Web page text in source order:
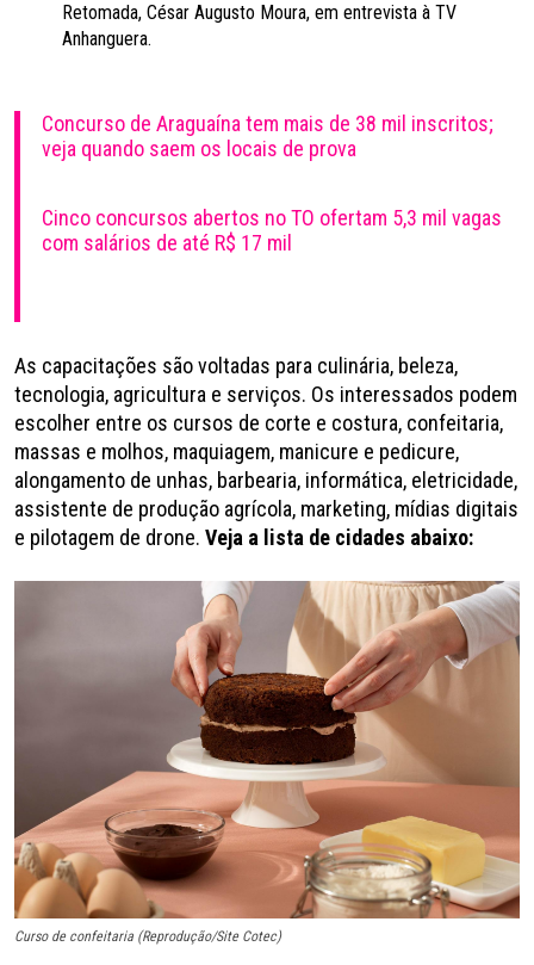
Retomada, César Augusto Moura, em entrevista à TV
Anhanguera.
Concurso de Araguaína tem mais de 38 mil inscritos;
veja quando saem os locais de prova
Cinco concursos abertos no TO ofertam 5,3 mil vagas
com salários de até R$ 17 mil
As capacitações são voltadas para culinária, beleza,
tecnologia, agricultura e serviços. Os interessados podem
escolher entre os cursos de corte e costura, confeitaria,
massas e molhos, maquiagem, manicure e pedicure,
alongamento de unhas, barbearia, informática, eletricidade,
assistente de produção agrícola, marketing, mídias digitais
e pilotagem de drone. Veja a lista de cidades abaixo:
Curso de confeitaria (Reprodução/Site Cotec)